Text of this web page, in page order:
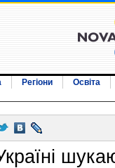
Регіони
Освіта